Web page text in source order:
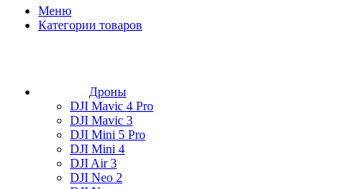
Меню
Категории товаров
Дроны
DJI Mavic 4 Pro
DJI Mavic 3
DJI Mini 5 Pro
DJI Mini 4
DJI Air 3
DJI Neo 2